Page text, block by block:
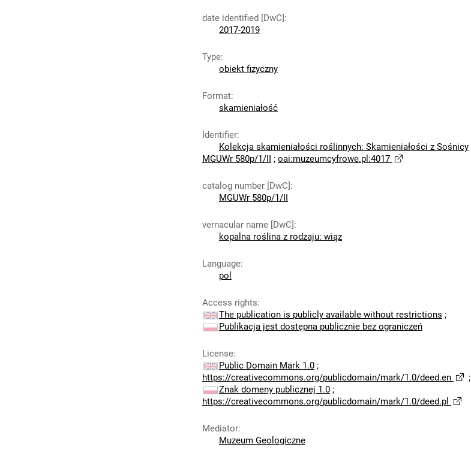
date identified [DwC]:
2017-2019
Type:
obiekt fizyczny
Format:
skamieniałość
Identifier:
Kolekcja skamieniałości roślinnych: Skamieniałości z Sośnicy
MGUWr 580p/1/II ; oai:muzeumcyfrowe.pl:4017
catalog number [DwC]:
MGUWr 580p/1/II
vernacular name [DwC]:
kopalna roślina z rodzaju: wiąz
Language:
pol
Access rights:
The publication is publicly available without restrictions ;
Publikacja jest dostępna publicznie bez ograniczeń
License:
Public Domain Mark 1.0 ;
https://creativecommons.org/publicdomain/mark/1.0/deed.en
;
Znak domeny publicznej 1.0 ;
https://creativecommons.org/publicdomain/mark/1.0/deed.pl
Mediator:
Muzeum Geologiczne